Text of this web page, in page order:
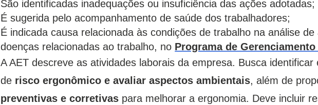
São identificadas inadequações ou insuficiência das ações adotadas;
É sugerida pelo acompanhamento de saúde dos trabalhadores;
É indicada causa relacionada às condições de trabalho na análise de
doenças relacionadas ao trabalho, no Programa de
A AET descreve as atividades laborais da empresa. Busca identificar
de risco ergonômico e avaliar aspectos ambientais, além de
preventivas e corretivas para melhorar a ergonomia. Deve incluir